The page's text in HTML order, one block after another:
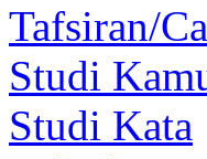
Tafsiran/
Studi
Studi Kata